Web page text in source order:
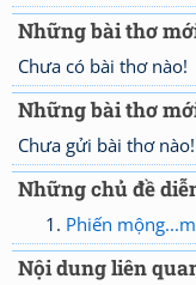
Những bài thơ
Chưa có bài thơ nào!
Những bài thơ
Chưa gửi bài thơ nào!
Những chủ đề
Phiến
Nội dung liên